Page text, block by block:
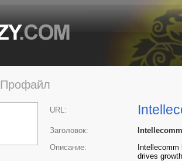
Профайл
URL:
Заголовок:
Описание:
drives